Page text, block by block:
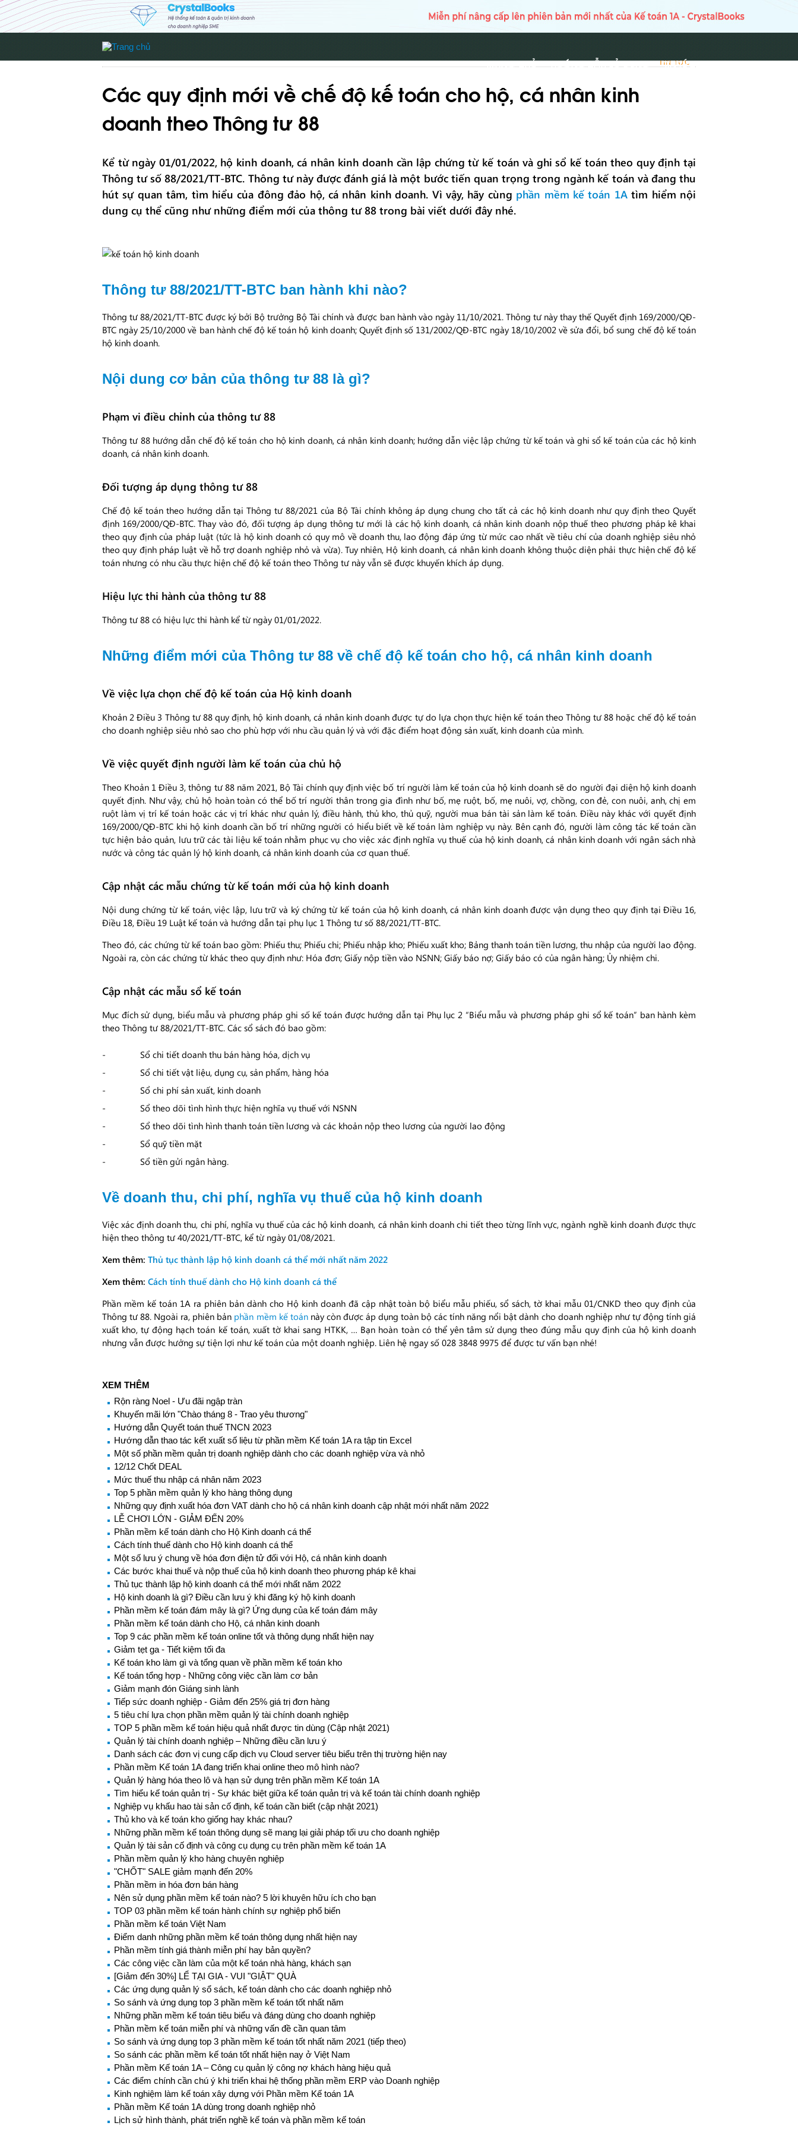
TRANG CHỦ HƯỚNG DẪN SỬ DỤNG TIN TỨC
TIN TỨC
Các quy định mới về chế độ kế toán cho hộ, cá nhân kinh
doanh theo Thông tư 88
Kể từ ngày 01/01/2022, hộ kinh doanh, cá nhân kinh doanh cần lập chứng từ kế toán và ghi sổ kế toán theo quy định tại
Thông tư số 88/2021/TT-BTC. Thông tư này được đánh giá là một bước tiến quan trọng trong ngành kế toán và đang thu
hút sự quan tâm, tìm hiểu của đông đảo hộ, cá nhân kinh doanh. Vì vậy, hãy cùng phần mềm kế toán 1Atìm hiểm nội
dung cụ thể cũng như những điểm mới của thông tư 88 trong bài viết dưới đây nhé.
Thông tư 88/2021/TT-BTC ban hành khi nào?
Thông tư 88/2021/TT-BTC được ký bởi Bộ trưởng Bộ Tài chính và được ban hành vào ngày 11/10/2021. Thông tư này thay thế Quyết định 169/2000/QĐ-
BTC ngày 25/10/2000 về ban hành chế độ kế toán hộ kinh doanh; Quyết định số 131/2002/QĐ-BTC ngày 18/10/2002 về sửa đổi, bổ sung chế độ kế toán
hộ kinh doanh.
Nội dung cơ bản của thông tư 88 là gì?
Phạm vi điều chỉnh của thông tư 88
Thông tư 88 hướng dẫn chế độ kế toán cho hộ kinh doanh, cá nhân kinh doanh; hướng dẫn việc lập chứng từ kế toán và ghi sổ kế toán của các hộ kinh
doanh, cá nhân kinh doanh.
Đối tượng áp dụng thông tư 88
Chế độ kế toán theo hướng dẫn tại Thông tư 88/2021 của Bộ Tài chính không áp dụng chung cho tất cả các hộ kinh doanh như quy định theo Quyết
định 169/2000/QĐ-BTC. Thay vào đó, đối tượng áp dụng thông tư mới là các hộ kinh doanh, cá nhân kinh doanh nộp thuế theo phương pháp kê khai
theo quy định của pháp luật (tức là hộ kinh doanh có quy mô về doanh thu, lao động đáp ứng từ mức cao nhất về tiêu chí của doanh nghiệp siêu nhỏ
theo quy định pháp luật về hỗ trợ doanh nghiệp nhỏ và vừa). Tuy nhiên, Hộ kinh doanh, cá nhân kinh doanh không thuộc diện phải thực hiện chế độ kế
toán nhưng có nhu cầu thực hiện chế độ kế toán theo Thông tư này vẫn sẽ được khuyến khích áp dụng.
Hiệu lực thi hành của thông tư 88
Thông tư 88 có hiệu lực thi hành kể từ ngày 01/01/2022.
Những điểm mới của Thông tư 88 về chế độ kế toán cho hộ, cá nhân kinh doanh
Về việc lựa chọn chế độ kế toán của Hộ kinh doanh
Khoản 2 Điều 3 Thông tư 88 quy định, hộ kinh doanh, cá nhân kinh doanh được tự do lựa chọn thực hiện kế toán theo Thông tư 88 hoặc chế độ kế toán
cho doanh nghiệp siêu nhỏ sao cho phù hợp với nhu cầu quản lý và với đặc điểm hoạt động sản xuất, kinh doanh của mình.
Về việc quyết định người làm kế toán của chủ hộ
Theo Khoản 1 Điều 3, thông tư 88 năm 2021, Bộ Tài chính quy định việc bố trí người làm kế toán của hộ kinh doanh sẽ do người đại diện hộ kinh doanh
quyết định. Như vậy, chủ hộ hoàn toàn có thể bố trí người thân trong gia đình như bố, mẹ ruột, bố, mẹ nuôi, vợ, chồng, con đẻ, con nuôi, anh, chị em
ruột làm vị trí kế toán hoặc các vị trí khác như quản lý, điều hành, thủ kho, thủ quỹ, người mua bán tài sản làm kế toán. Điều này khác với quyết định
169/2000/QĐ-BTC khi hộ kinh doanh cần bố trí những người có hiểu biết về kế toán làm nghiệp vụ này. Bên cạnh đó, người làm công tác kế toán cần
tực hiện bảo quản, lưu trữ các tài liệu kế toán nhằm phục vụ cho việc xác định nghĩa vụ thuế của hộ kinh doanh, cá nhân kinh doanh với ngân sách nhà
nước và công tác quản lý hộ kinh doanh, cá nhân kinh doanh của cơ quan thuế.
Cập nhật các mẫu chứng từ kế toán mới của hộ kinh doanh
Nội dung chứng từ kế toán, việc lập, lưu trữ và ký chứng từ kế toán của hộ kinh doanh, cá nhân kinh doanh được vận dụng theo quy định tại Điều 16,
Điều 18, Điều 19 Luật kế toán và hướng dẫn tại phụ lục 1 Thông tư số 88/2021/TT-BTC.
Theo đó, các chứng từ kế toán bao gồm: Phiếu thu; Phiếu chi; Phiếu nhập kho; Phiếu xuất kho; Bảng thanh toán tiền lương, thu nhập của người lao động.
Ngoài ra, còn các chứng từ khác theo quy định như: Hóa đơn; Giấy nộp tiền vào NSNN; Giấy báo nợ; Giấy báo có của ngân hàng; Ủy nhiệm chi.
Cập nhật các mẫu sổ kế toán
Mục đích sử dụng, biểu mẫu và phương pháp ghi số kế toán được hướng dẫn tại Phụ lục 2 “Biểu mẫu và phương pháp ghi sổ kế toán” ban hành kèm
theo Thông tư 88/2021/TT-BTC. Các sổ sách đó bao gồm:
Sổ chi tiết doanh thu bán hàng hóa, dịch vụ
Sổ chi tiết vật liệu, dụng cụ, sản phẩm, hàng hóa
Sổ chi phí sản xuất, kinh doanh
Sổ theo dõi tình hình thực hiện nghĩa vụ thuế với NSNN
Sổ theo dõi tình hình thanh toán tiền lương và các khoản nộp theo lương của người lao động
Sổ quỹ tiền mặt
Sổ tiền gửi ngân hàng.
Về doanh thu, chi phí, nghĩa vụ thuế của hộ kinh doanh
Việc xác định doanh thu, chi phí, nghĩa vụ thuế của các hộ kinh doanh, cá nhân kinh doanh chi tiết theo từng lĩnh vực, ngành nghề kinh doanh được thực
hiện theo thông tư 40/2021/TT-BTC, kể từ ngày 01/08/2021.
Xem thêm: Thủ tục thành lập hộ kinh doanh cá thể mới nhất năm 2022
Xem thêm: Cách tính thuế dành cho Hộ kinh doanh cá thể
Phần mềm kế toán 1A ra phiên bản dành cho Hộ kinh doanh đã cập nhật toàn bộ biểu mẫu phiếu, sổ sách, tờ khai mẫu 01/CNKD theo quy định của
Thông tư 88. Ngoài ra, phiên bản phần mềm kế toánnày còn được áp dụng toàn bộ các tính năng nổi bật dành cho doanh nghiệp như tự động tính giá
xuất kho, tự động hạch toán kế toán, xuất tờ khai sang HTKK, … Bạn hoàn toàn có thể yên tâm sử dụng theo đúng mẫu quy định của hộ kinh doanh
nhưng vẫn được hưởng sự tiện lợi như kế toán của một doanh nghiệp. Liên hệ ngay số 028 3848 9975 để được tư vấn bạn nhé!
XEM THÊM
Rộn ràng Noel - Ưu đãi ngập tràn
Khuyến mãi lớn "Chào tháng 8 - Trao yêu thương"
Hướng dẫn Quyết toán thuế TNCN 2023
Hướng dẫn thao tác kết xuất số liệu từ phần mềm Kế toán 1A ra tập tin Excel
Một số phần mềm quản trị doanh nghiệp dành cho các doanh nghiệp vừa và nhỏ
12/12 Chốt DEAL
Mức thuế thu nhập cá nhân năm 2023
Top 5 phần mềm quản lý kho hàng thông dụng
Những quy định xuất hóa đơn VAT dành cho hộ cá nhân kinh doanh cập nhật mới nhất năm 2022
LỄ CHƠI LỚN - GIẢM ĐẾN 20%
Phần mềm kế toán dành cho Hộ Kinh doanh cá thể
Cách tính thuế dành cho Hộ kinh doanh cá thể
Một số lưu ý chung về hóa đơn điện tử đối với Hộ, cá nhân kinh doanh
Các bước khai thuế và nộp thuế của hộ kinh doanh theo phương pháp kê khai
Thủ tục thành lập hộ kinh doanh cá thể mới nhất năm 2022
Hộ kinh doanh là gì? Điều cần lưu ý khi đăng ký hộ kinh doanh
Phần mềm kế toán đám mây là gì? Ứng dụng của kế toán đám mây
Phần mềm kế toán dành cho Hộ, cá nhân kinh doanh
Top 9 các phần mềm kế toán online tốt và thông dụng nhất hiện nay
Giảm tẹt ga - Tiết kiệm tối đa
Kế toán kho làm gì và tổng quan về phần mềm kế toán kho
Kế toán tổng hợp - Những công việc cần làm cơ bản
Giảm mạnh đón Giáng sinh lành
Tiếp sức doanh nghiệp - Giảm đến 25% giá trị đơn hàng
5 tiêu chí lựa chọn phần mềm quản lý tài chính doanh nghiệp
TOP 5 phần mềm kế toán hiệu quả nhất được tin dùng (Cập nhật 2021)
Quản lý tài chính doanh nghiệp – Những điều cần lưu ý
Danh sách các đơn vị cung cấp dịch vụ Cloud server tiêu biểu trên thị trường hiện nay
Phần mềm Kế toán 1A đang triển khai online theo mô hình nào?
Quản lý hàng hóa theo lô và hạn sử dụng trên phần mềm Kế toán 1A
Tìm hiểu kế toán quản trị - Sự khác biệt giữa kế toán quản trị và kế toán tài chính doanh nghiệp
Nghiệp vụ khấu hao tài sản cố định, kế toán cần biết (cập nhật 2021)
Thủ kho và kế toán kho giống hay khác nhau?
Những phần mềm kế toán thông dụng sẽ mang lại giải pháp tối ưu cho doanh nghiệp
Quản lý tài sản cố định và công cụ dụng cụ trên phần mềm kế toán 1A
Phần mềm quản lý kho hàng chuyên nghiệp
"CHỐT" SALE giảm mạnh đến 20%
Phần mềm in hóa đơn bán hàng
Nên sử dụng phần mềm kế toán nào? 5 lời khuyên hữu ích cho bạn
TOP 03 phần mềm kế toán hành chính sự nghiệp phổ biến
Phần mềm kế toán Việt Nam
Điểm danh những phần mềm kế toán thông dụng nhất hiện nay
Phần mềm tính giá thành miễn phí hay bản quyền?
Các công việc cần làm của một kế toán nhà hàng, khách sạn
[Giảm đến 30%] LỂ TẠI GIA - VUI "GIẬT" QUÀ
Các ứng dụng quản lý sổ sách, kế toán dành cho các doanh nghiệp nhỏ
So sánh và ứng dụng top 3 phần mềm kế toán tốt nhất năm
Những phần mềm kế toán tiêu biểu và đáng dùng cho doanh nghiệp
Phần mềm kế toán miễn phí và những vấn đề cần quan tâm
So sánh và ứng dụng top 3 phần mềm kế toán tốt nhất năm 2021 (tiếp theo)
So sánh các phần mềm kế toán tốt nhất hiện nay ở Việt Nam
Phần mềm Kế toán 1A – Công cụ quản lý công nợ khách hàng hiệu quả
Các điểm chính cần chú ý khi triển khai hệ thống phần mềm ERP vào Doanh nghiệp
Kinh nghiệm làm kế toán xây dựng với Phần mềm Kế toán 1A
Phần mềm Kế toán 1A dùng trong doanh nghiệp nhỏ
Lịch sử hình thành, phát triển nghề kế toán và phần mềm kế toán